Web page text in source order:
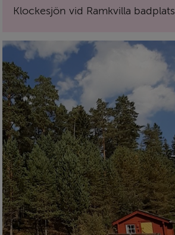
Klockesjön vid Ramkvilla badplats.